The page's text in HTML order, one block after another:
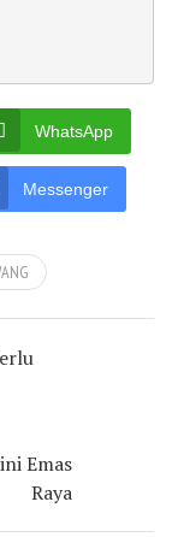
WhatsApp
Messenger
Emas
Raya